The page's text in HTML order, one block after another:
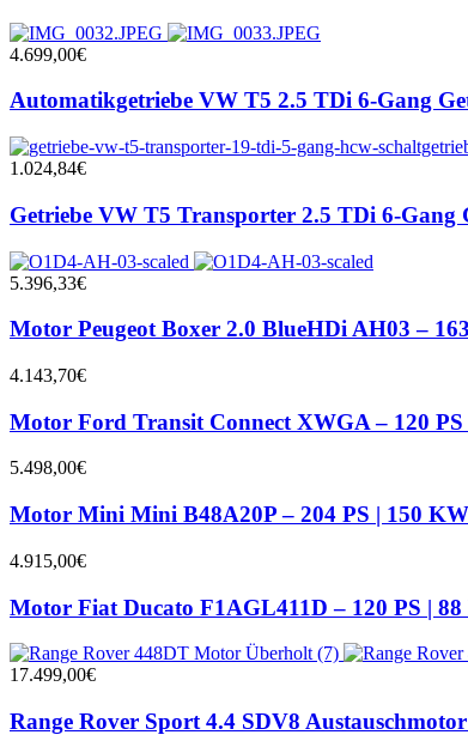
4.699,00€
Automatikgetriebe VW T5 2.5 TDi 6-Gang
1.024,84€
Getriebe VW T5 Transporter 2.5 TDi 6-Gang
5.396,33€
Motor Peugeot Boxer 2.0 BlueHDi AH03 –
4.143,70€
Motor Ford Transit Connect XWGA – 120
5.498,00€
Motor Mini Mini B48A20P – 204 PS | 150
4.915,00€
Motor Fiat Ducato F1AGL411D – 120 PS |
17.499,00€
Range Rover Sport 4.4 SDV8